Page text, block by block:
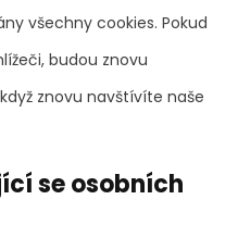
všechny cookies. Pokud
budou znovu
znovu navštívíte naše
se osobních